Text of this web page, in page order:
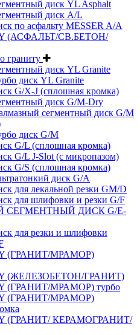
диск YL Asphalt
диск A/L
по асфальту MESSER A/A
(АСФАЛЬТ/СВ.БЕТОН/
граниту
диск YL Granite
диск YL Granite
G/X-J (сплошная кромка)
диск G/M-Dry
сегментный диск G/M
диск G/M
G/L (сплошная кромка)
G/L J-Slot (с микропазом)
G/S (сплошная кромка)
диск G/A
для лекальной резки GM/D
для шлифовки и резки G/F
СЕГМЕНТНЫЙ ДИСК G/E-
для резки и шлифовки
(ГРАНИТ/МРАМОР)
(ЖЕЛЕЗОБЕТОН/ГРАНИТ)
(ГРАНИТ/МРАМОР) турбо
(ГРАНИТ/МРАМОР)
(ГРАНИТ/ КЕРАМОГРАНИТ/